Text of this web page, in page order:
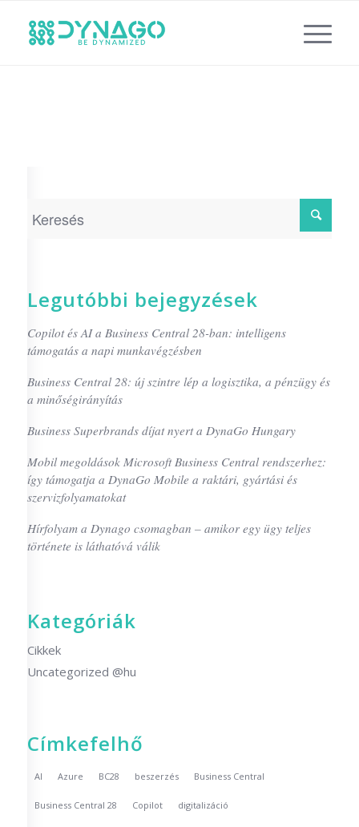
Legutóbbi bejegyzések
Copilot és AI a Business Central 28-ban: intelligens
támogatás a napi munkavégzésben
Business Central 28: új szintre lép a logisztika, a pénzügy és
a minőségirányítás
Business Superbrands díjat nyert a DynaGo Hungary
Mobil megoldások Microsoft Business Central rendszerhez:
így támogatja a DynaGo Mobile a raktári, gyártási és
szervizfolyamatokat
Hírfolyam a Dynago csomagban – amikor egy ügy teljes
története is láthatóvá válik
Kategóriák
Cikkek
Uncategorized @hu
Címkefelhő
AI Azure BC28 beszerzés Business Central
Business Central 28 Copilot digitalizáció